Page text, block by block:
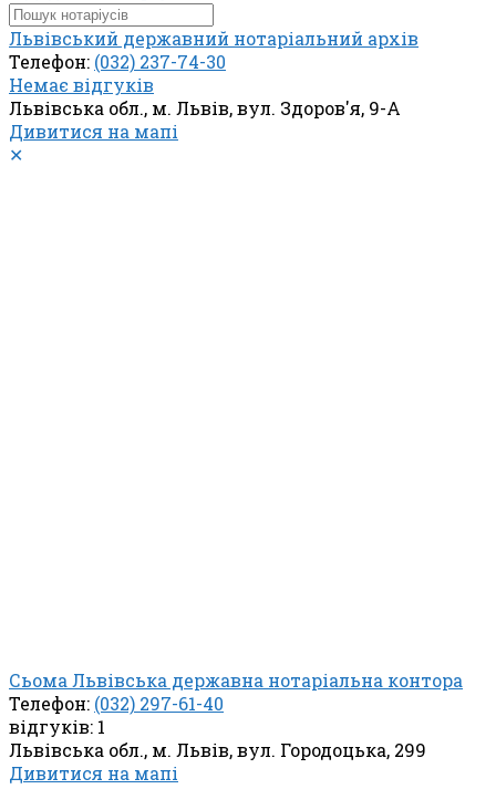
Львівський державний нотаріальний архів
Телефон: (032) 237-74-30
Немає відгуків
Львівська обл., м. Львів, вул. Здоров'я, 9-А
Дивитися на мапі
✕
Сьома Львівська державна нотаріальна контора
Телефон: (032) 297-61-40
відгуків: 1
Львівська обл., м. Львів, вул. Городоцька, 299
Дивитися на мапі